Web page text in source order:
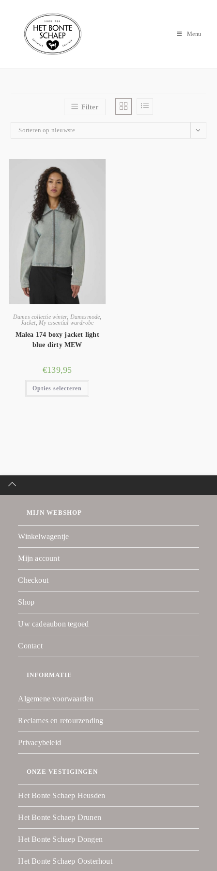
Menu
Filter
Sorteren op nieuwste
Dames collectie winter, Damesmode
Jacket, My essential wardrobe
Malea 174 boxy jacket light
blue dirty MEW
€139,95
Opties selecteren
MIJN WEBSHOP
Winkelwagentje
Mijn account
Checkout
Shop
Uw cadeaubon tegoed
Contact
INFORMATIE
Algemene voorwaarden
Reclames en retourzending
Privacybeleid
ONZE VESTIGINGEN
Het Bonte Schaep Heusden
Het Bonte Schaep Drunen
Het Bonte Schaep Dongen
Het Bonte Schaep Oosterhout